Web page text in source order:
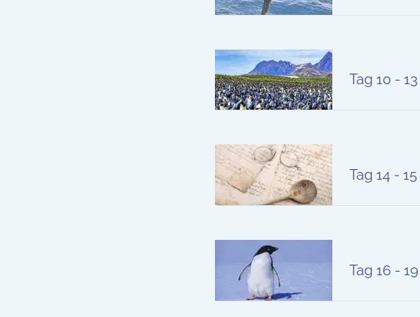
Tag 10 - 13
Tag 14 - 15
Tag 16 - 19